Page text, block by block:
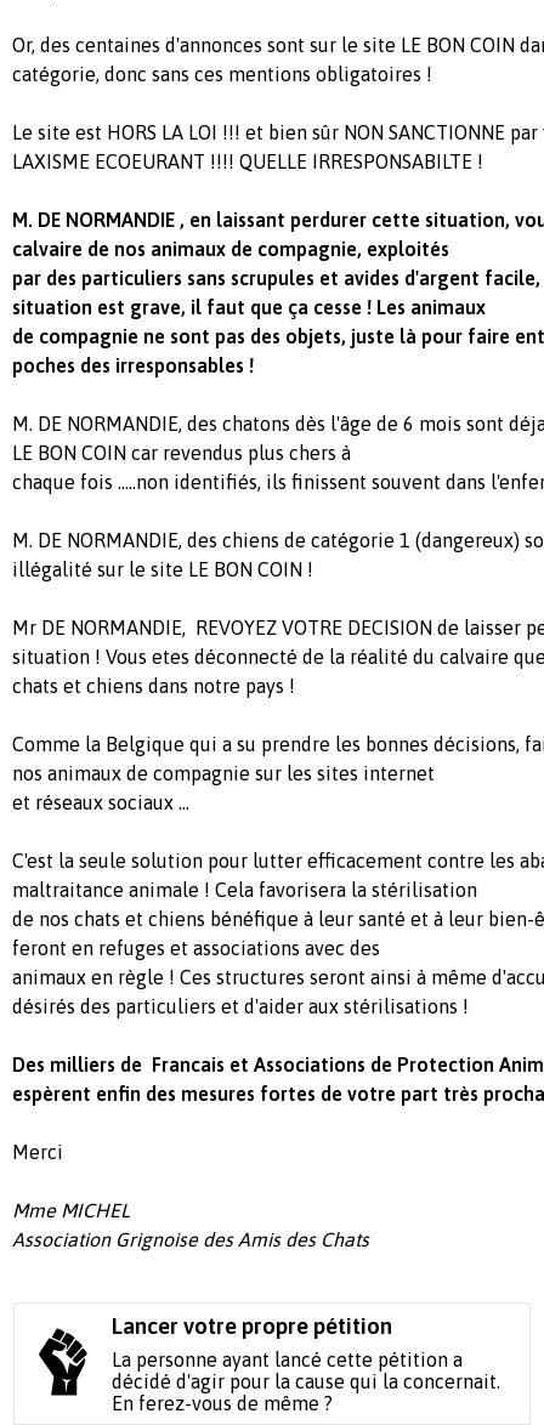
Or, des centaines d'annonces sont sur le site LE BON COIN
catégorie, donc sans ces mentions obligatoires !
Le site est HORS LA LOI !!! et bien sûr NON SANCTIONNE
LAXISME ECOEURANT !!!! QUELLE IRRESPONSABILTE !
M. DE NORMANDIE , en laissant perdurer cette situation,
calvaire de nos animaux de compagnie, exploités
par des particuliers sans scrupules et avides d'argent
situation est grave, il faut que ça cesse ! Les animaux
de compagnie ne sont pas des objets, juste là pour faire
poches des irresponsables !
M. DE NORMANDIE, des chatons dès l'âge de 6 mois sont
LE BON COIN car revendus plus chers à
chaque fois .....non identifiés, ils finissent souvent dans
M. DE NORMANDIE, des chiens de catégorie 1 (dangereux)
illégalité sur le site LE BON COIN !
Mr DE NORMANDIE, REVOYEZ VOTRE DECISION de
situation ! Vous etes déconnecté de la réalité du calvaire
chats et chiens dans notre pays !
Comme la Belgique qui a su prendre les bonnes décisions,
nos animaux de compagnie sur les sites internet
et réseaux sociaux ...
C'est la seule solution pour lutter efficacement contre les
maltraitance animale ! Cela favorisera la stérilisation
de nos chats et chiens bénéfique à leur santé et à leur bien-
feront en refuges et associations avec des
animaux en règle ! Ces structures seront ainsi à même
désirés des particuliers et d'aider aux stérilisations !
Des milliers de Francais et Associations de Protection
espèrent enfin des mesures fortes de votre part très
Merci
Mme MICHEL
Association Grignoise des Amis des Chats
Lancer votre propre pétition
La personne ayant lancé cette pétition a
décidé d'agir pour la cause qui la concernait.
En ferez-vous de même ?